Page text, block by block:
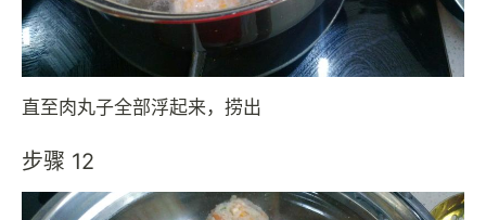
直至肉丸子全部浮起来，捞出
步骤 12